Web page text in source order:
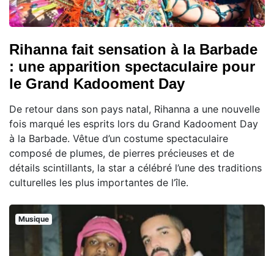
Rihanna fait sensation à la Barbade
: une apparition spectaculaire pour
le Grand Kadooment Day
De retour dans son pays natal, Rihanna a une nouvelle
fois marqué les esprits lors du Grand Kadooment Day
à la Barbade. Vêtue d’un costume spectaculaire
composé de plumes, de pierres précieuses et de
détails scintillants, la star a célébré l’une des traditions
culturelles les plus importantes de l’île.
Musique